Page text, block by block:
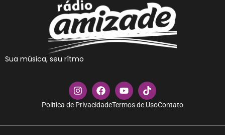
Sua música, seu rítmo
Política de PrivacidadeTermos de UsoContato